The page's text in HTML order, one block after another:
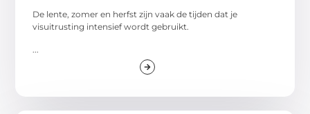
De lente, zomer en herfst zijn vaak de tijden dat je
visuitrusting intensief wordt gebruikt.